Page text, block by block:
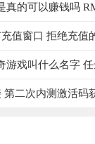
真的可以赚钱吗
值窗口 拒绝充值
游戏叫什么名字
第二次内测激活码